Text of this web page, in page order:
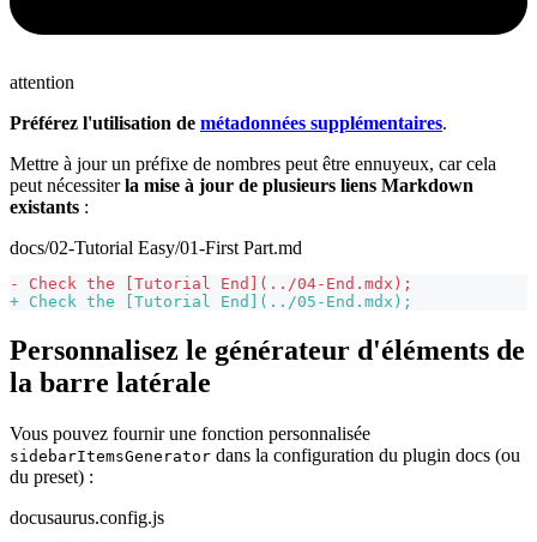
attention
Préférez l'utilisation de métadonnées supplémentaires.
Mettre à jour un préfixe de nombres peut être ennuyeux, car cela
peut nécessiterla mise à jour de plusieurs liens Markdown
existants :
docs/02-Tutorial Easy/01-First Part.md
-
Check the [Tutorial End](../04-End.mdx);
+ Check the [Tutorial End](../05-End.mdx);
Personnalisez le générateur d'éléments de
la barre latérale
Vous pouvez fournir une fonction personnalisée
sidebarItemsGenerator dans la configuration du plugin docs (ou
du preset) :
docusaurus.config.js